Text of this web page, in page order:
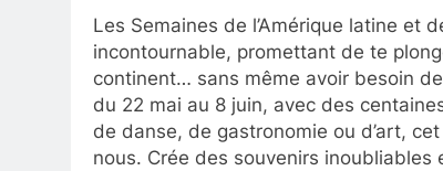
Les Semaines de l’Amérique latine et
incontournable, promettant de te
continent… sans même avoir besoin
du 22 mai au 8 juin, avec des
de danse, de gastronomie ou d’art,
nous. Crée des souvenirs